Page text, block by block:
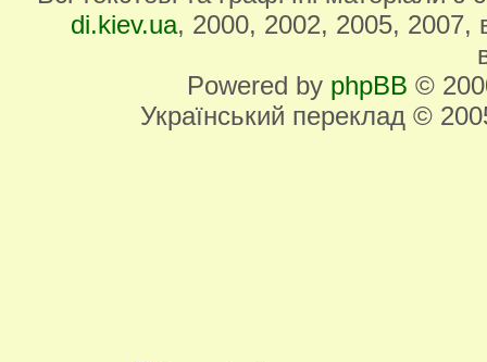
di.kiev.ua, 2000, 2002, 2005, 2007,
Powered by phpBB ©
Український переклад ©